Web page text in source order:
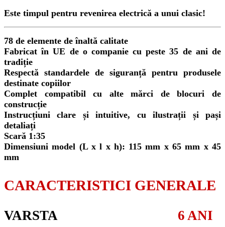
Este timpul pentru revenirea electrică a unui clasic!
78 de elemente de înaltă calitate
Fabricat în UE de o companie cu peste 35 de ani de
tradiție
Respectă standardele de siguranță pentru produsele
destinate copiilor
Complet compatibil cu alte mărci de blocuri de
construcție
Instrucțiuni clare și intuitive, cu ilustrații și pași
detaliați
Scară 1:35
Dimensiuni model (L x l x h): 115 mm x 65 mm x 45
mm
CARACTERISTICI GENERALE
VARSTA
6 ANI